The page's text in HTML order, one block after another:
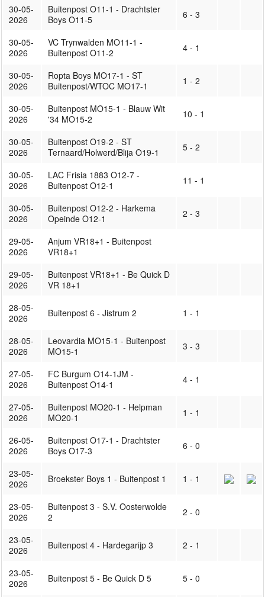
30-05-
2026
Buitenpost O11-1 - Drachtster
Boys O11-5
6 - 3
30-05-
2026
VC Trynwalden MO11-1 -
Buitenpost O11-2
4 - 1
30-05-
2026
Ropta Boys MO17-1 - ST
Buitenpost/WTOC MO17-1
1 - 2
30-05-
2026
Buitenpost MO15-1 - Blauw Wit
'34 MO15-2
10 - 1
30-05-
2026
Buitenpost O19-2 - ST
Ternaard/Holwerd/Blija O19-1
5 - 2
30-05-
2026
LAC Frisia 1883 O12-7 -
Buitenpost O12-1
11 - 1
30-05-
2026
Buitenpost O12-2 - Harkema
Opeinde O12-1
2 - 3
29-05-
2026
Anjum VR18+1 - Buitenpost
VR18+1
29-05-
2026
Buitenpost VR18+1 - Be Quick D
VR 18+1
28-05-
2026
Buitenpost 6 - Jistrum 2 1 - 1
28-05-
2026
Leovardia MO15-1 - Buitenpost
MO15-1
3 - 3
27-05-
2026
FC Burgum O14-1JM -
Buitenpost O14-1
4 - 1
27-05-
2026
Buitenpost MO20-1 - Helpman
MO20-1
1 - 1
26-05-
2026
Buitenpost O17-1 - Drachtster
Boys O17-3
6 - 0
23-05-
2026
Broekster Boys 1 - Buitenpost 1 1 - 1
23-05-
2026
Buitenpost 3 - S.V. Oosterwolde
2
2 - 0
23-05-
2026
Buitenpost 4 - Hardegarijp 3 2 - 1
23-05-
2026
Buitenpost 5 - Be Quick D 5 5 - 0